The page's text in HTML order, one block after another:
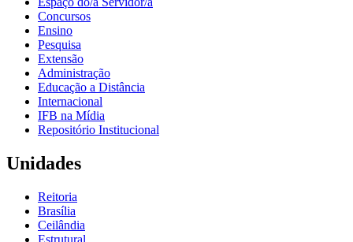
Concursos
Ensino
Pesquisa
Extensão
Administração
Educação a Distância
Internacional
IFB na Mídia
Repositório Institucional
Unidades
Reitoria
Brasília
Ceilândia
Estrutural